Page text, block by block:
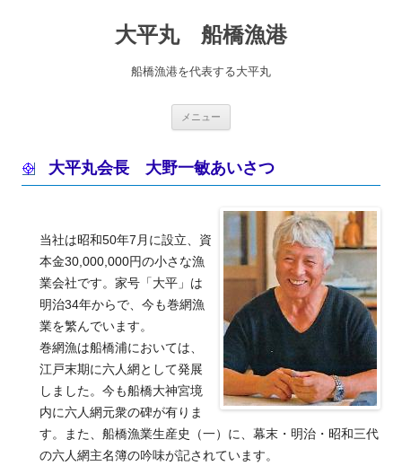
大平丸 船橋漁港
船橋漁港を代表する大平丸
メニュー
大平丸会長 大野一敏あいさつ
当社は昭和50年7月に設立、資
本金30,000,000円の小さな漁
業会社です。家号「大平」は
明治34年からで、今も巻網漁
業を繁んでいます。
巻網漁は船橋浦においては、
江戸末期に六人網として発展
しました。今も船橋大神宮境
内に六人網元衆の碑が有りま
す。また、船橋漁業生産史（一）に、幕末・明治・昭和三代
の六人網主名簿の吟味が記されています。